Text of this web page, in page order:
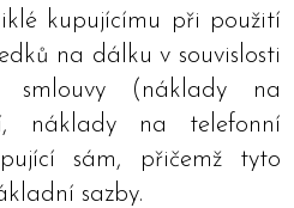
kupujícímu při použití
na dálku v souvislosti
smlouvy (náklady na
náklady na telefonní
sám, přičemž tyto
sazby.